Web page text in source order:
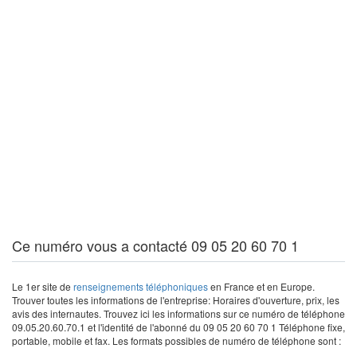
Ce numéro vous a contacté 09 05 20 60 70 1
Le 1er site de renseignements téléphoniquesen France et en Europe.
Trouver toutes les informations de l'entreprise: Horaires d'ouverture, prix, les
avis des internautes. Trouvez ici les informations sur ce numéro de téléphone
09.05.20.60.70.1 et l'identité de l'abonné du 09 05 20 60 70 1 Téléphone fixe,
portable, mobile et fax. Les formats possibles de numéro de téléphone sont :